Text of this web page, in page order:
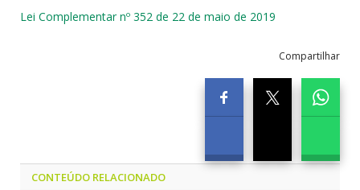
Lei Complementar nº 352 de 22 de maio de 2019
Compartilhar
CONTEÚDO RELACIONADO